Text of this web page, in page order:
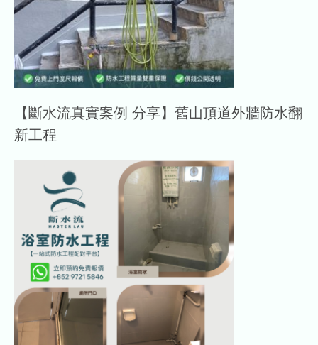
【斷水流真實案例 分享】舊山頂道外牆防水翻
新工程